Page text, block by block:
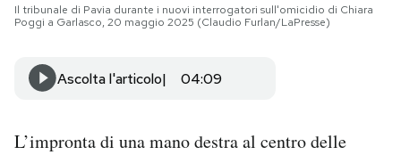
SHOP
CALENDARIO
Il tribunale di Pavia durante i nuovi interrogatori sull'omicidio di Chiara
Poggi a Garlasco, 20 maggio 2025 (Claudio Furlan/LaPresse)
Ascolta l'articolo 04:09
L’impronta di una mano destra al centro delle